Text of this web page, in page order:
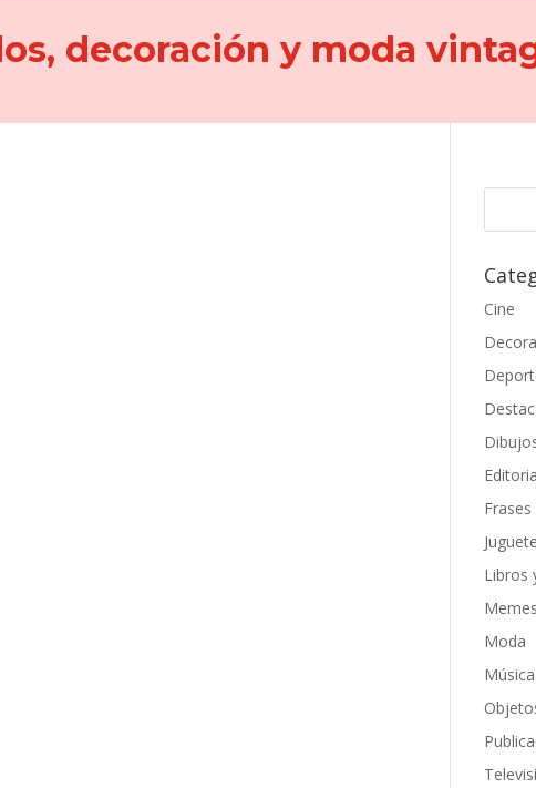
decoración y moda
Cine
Frases
Libros
Moda
Música